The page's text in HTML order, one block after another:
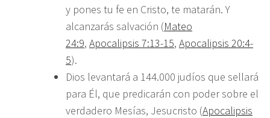
y pones tu fe en Cristo, te matarán. Y
alcanzarás salvación (Mateo
24:9, Apocalipsis 7:13-15, Apocalipsis 20:4-
5).
Dios levantará a 144.000 judíos que sellará
para Él, que predicarán con poder sobre el
verdadero Mesías, Jesucristo (Apocalipsis